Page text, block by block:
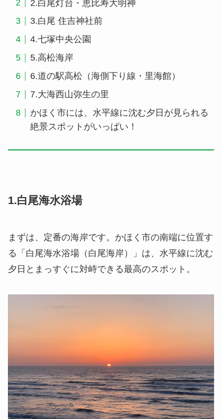
2.白尾灯台・恵比寿大明神
3.白尾 住吉神社前
4.七塚中央公園
5.高松海岸
6.道の駅高松（海側下り線・里海館）
7.大海西山弥生の里
かほく市には、水平線に沈む夕日が見られる
絶景スポットがいっぱい！
1.白尾海水浴場
まずは、定番の海岸です。かほく市の南端に位置す
る 「白尾海水浴場（白尾海岸）」 は、水平線に沈む
夕日とまっすぐに対峙できる最高のスポット。